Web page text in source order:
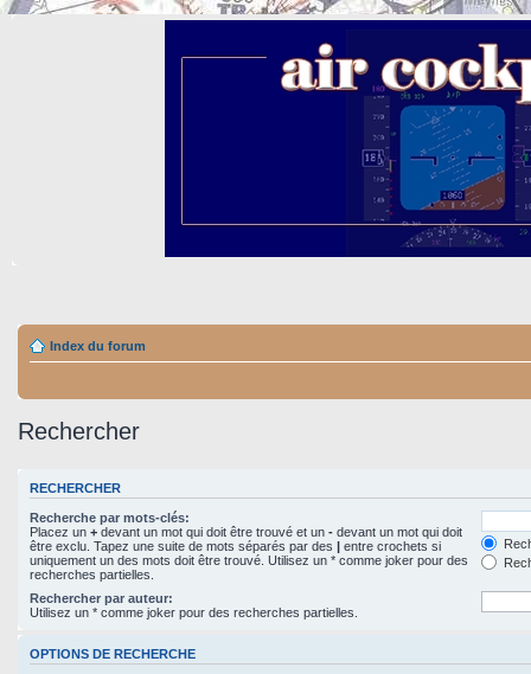
Index du forum
Rechercher
RECHERCHER
Recherche par mots-clés:
Placez un + devant un mot qui doit être trouvé et un - devant un mot qui doit
être exclu. Tapez une suite de mots séparés par des | entre crochets si
uniquement un des mots doit être trouvé. Utilisez un * comme joker pour des
recherches partielles.
Rechercher par auteur:
Utilisez un * comme joker pour des recherches partielles.
OPTIONS DE RECHERCHE